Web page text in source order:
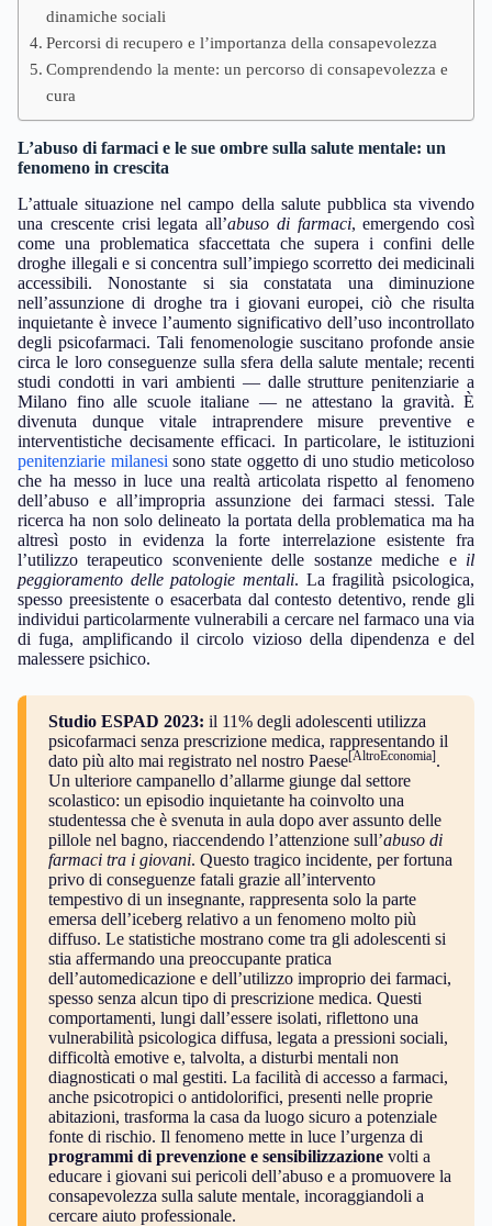
dinamiche sociali
Percorsi di recupero e l’importanza della consapevolezza
Comprendendo la mente: un percorso di consapevolezza e
cura
L’abuso di farmaci e le sue ombre sulla salute mentale: un
fenomeno in crescita
L’attuale situazione nel campo della salute pubblica sta vivendo
una crescente crisi legata all’abuso di farmaci, emergendo così
come una problematica sfaccettata che supera i confini delle
droghe illegali e si concentra sull’impiego scorretto dei medicinali
accessibili. Nonostante si sia constatata una diminuzione
nell’assunzione di droghe tra i giovani europei, ciò che risulta
inquietante è invece l’aumento significativo dell’uso incontrollato
degli psicofarmaci. Tali fenomenologie suscitano profonde ansie
circa le loro conseguenze sulla sfera della salute mentale; recenti
studi condotti in vari ambienti — dalle strutture penitenziarie a
Milano fino alle scuole italiane — ne attestano la gravità. È
divenuta dunque vitale intraprendere misure preventive e
interventistiche decisamente efficaci. In particolare, le istituzioni
penitenziarie milanesi sono state oggetto di uno studio meticoloso
che ha messo in luce una realtà articolata rispetto al fenomeno
dell’abuso e all’impropria assunzione dei farmaci stessi. Tale
ricerca ha non solo delineato la portata della problematica ma ha
altresì posto in evidenza la forte interrelazione esistente fra
l’utilizzo terapeutico sconveniente delle sostanze mediche e il
peggioramento delle patologie mentali. La fragilità psicologica,
spesso preesistente o esacerbata dal contesto detentivo, rende gli
individui particolarmente vulnerabili a cercare nel farmaco una via
di fuga, amplificando il circolo vizioso della dipendenza e del
malessere psichico.
Studio ESPAD 2023: il 11% degli adolescenti utilizza
psicofarmaci senza prescrizione medica, rappresentando il
dato più alto mai registrato nel nostro Paese[AltroEconomia].
Un ulteriore campanello d’allarme giunge dal settore
scolastico: un episodio inquietante ha coinvolto una
studentessa che è svenuta in aula dopo aver assunto delle
pillole nel bagno, riaccendendo l’attenzione sull’abuso di
farmaci tra i giovani. Questo tragico incidente, per fortuna
privo di conseguenze fatali grazie all’intervento
tempestivo di un insegnante, rappresenta solo la parte
emersa dell’iceberg relativo a un fenomeno molto più
diffuso. Le statistiche mostrano come tra gli adolescenti si
stia affermando una preoccupante pratica
dell’automedicazione e dell’utilizzo improprio dei farmaci,
spesso senza alcun tipo di prescrizione medica. Questi
comportamenti, lungi dall’essere isolati, riflettono una
vulnerabilità psicologica diffusa, legata a pressioni sociali,
difficoltà emotive e, talvolta, a disturbi mentali non
diagnosticati o mal gestiti. La facilità di accesso a farmaci,
anche psicotropici o antidolorifici, presenti nelle proprie
abitazioni, trasforma la casa da luogo sicuro a potenziale
fonte di rischio. Il fenomeno mette in luce l’urgenza di
programmi di prevenzione e sensibilizzazione volti a
educare i giovani sui pericoli dell’abuso e a promuovere la
consapevolezza sulla salute mentale, incoraggiandoli a
cercare aiuto professionale.